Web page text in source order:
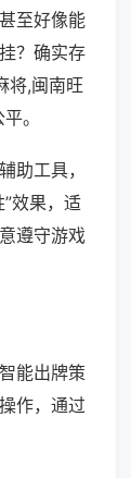
至好像能
？确实存
将,闽南旺
。
助工具，
效果，适
遵守游戏
能出牌策
作，通过